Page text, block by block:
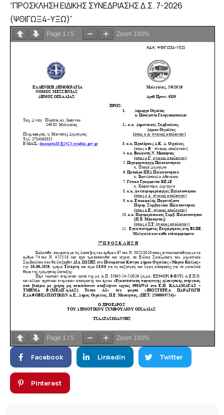
“ΠΡΟΣΚΛΗΣΗ ΕΙΔΙΚΗΣ ΣΥΝΕΔΡΙΑΣΗΣ Δ.Σ. 7-2026
(ΨΘΙΓΩΞ4-ΥΞΩ)”
Page 1 / 5 Zoom 100%
Page 1 / 5 Zoom 100%
Facebook Linkedin Twitter
Pinterest